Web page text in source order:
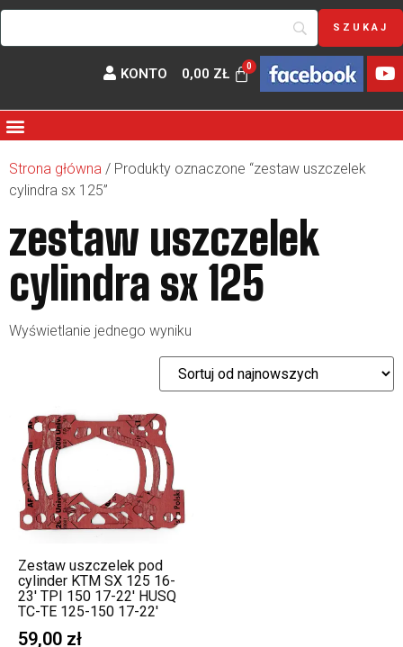
KONTO 0,00 ZŁ
Strona główna / Produkty oznaczone “zestaw uszczelek
cylindra sx 125”
zestaw uszczelek
cylindra sx 125
Wyświetlanie jednego wyniku
Zestaw uszczelek pod
cylinder KTM SX 125 16-
23′ TPI 150 17-22′ HUSQ
TC-TE 125-150 17-22′
59,00 zł